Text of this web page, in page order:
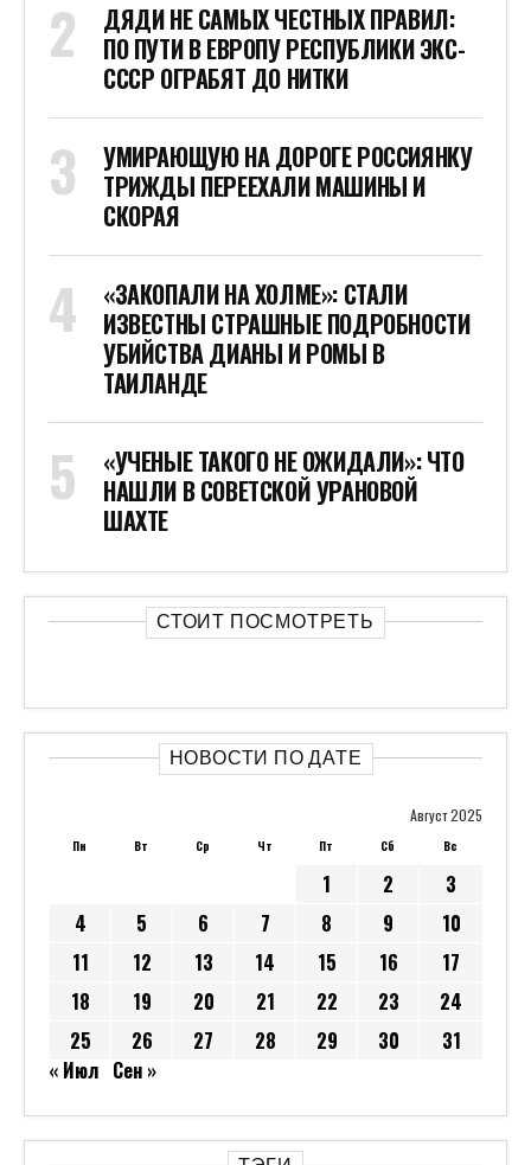
ДЯДИ НЕ САМЫХ ЧЕСТНЫХ ПРАВИЛ:
ПО ПУТИ В ЕВРОПУ РЕСПУБЛИКИ ЭКС-
СССР ОГРАБЯТ ДО НИТКИ
УМИРАЮЩУЮ НА ДОРОГЕ РОССИЯНКУ
ТРИЖДЫ ПЕРЕЕХАЛИ МАШИНЫ И
СКОРАЯ
«ЗАКОПАЛИ НА ХОЛМЕ»: СТАЛИ
ИЗВЕСТНЫ СТРАШНЫЕ ПОДРОБНОСТИ
УБИЙСТВА ДИАНЫ И РОМЫ В
ТАИЛАНДЕ
«УЧЕНЫЕ ТАКОГО НЕ ОЖИДАЛИ»: ЧТО
НАШЛИ В СОВЕТСКОЙ УРАНОВОЙ
ШАХТЕ
СТОИТ ПОСМОТРЕТЬ
НОВОСТИ ПО ДАТЕ
Август 2025
Пн Вт Ср Чт Пт Сб Вс
1 2
3
4
5 6 7 8 9
10
11
12 13 14 15 16
17
18
19 20 21 22 23
24
25
26 27 28 29 30
31
« Июл Сен »